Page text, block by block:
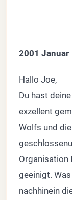
2001 Januar
Hallo Joe,
Du hast
exzellent
Wolfs und
Organisation
geeinigt.
nachhinein